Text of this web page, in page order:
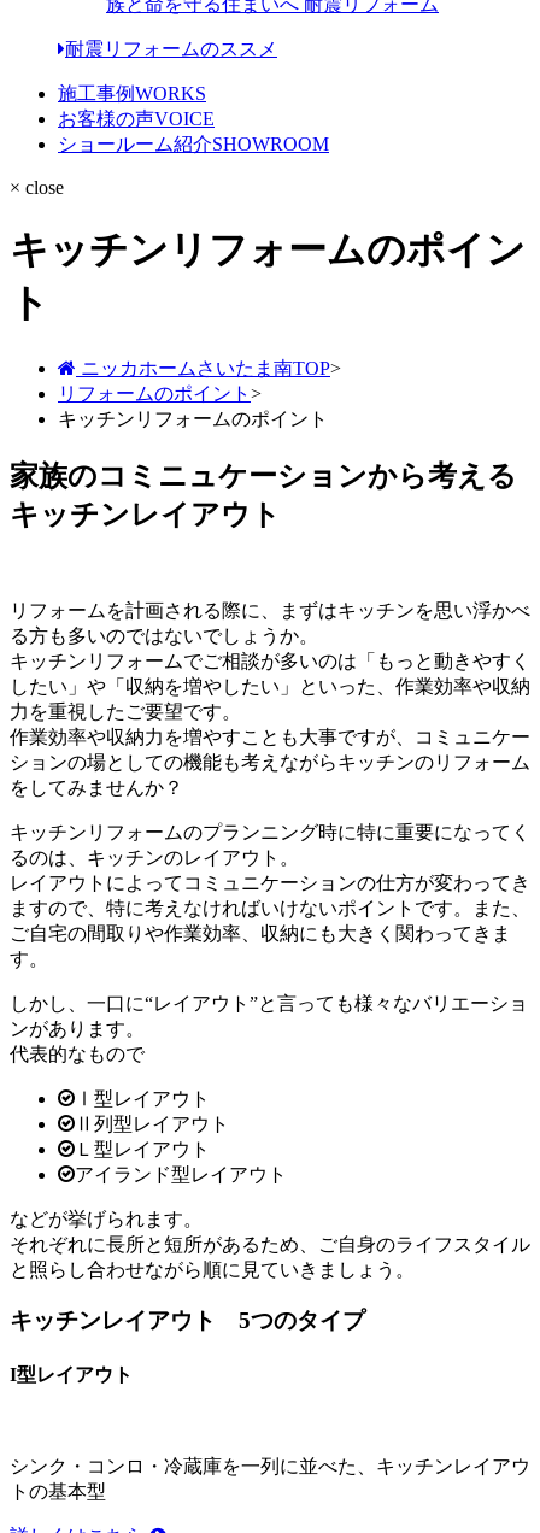
耐震リフォームのススメ
施工事例WORKS
お客様の声VOICE
ショールーム紹介SHOWROOM
× close
キッチンリフォームのポイン
ト
ニッカホームさいたま南TOP>
リフォームのポイント >
キッチンリフォームのポイント
家族のコミニュケーションから考える
キッチンレイアウト
リフォームを計画される際に、まずはキッチンを思い浮かべ
る方も多いのではないでしょうか。
キッチンリフォームでご相談が多いのは「もっと動きやすく
したい」や「収納を増やしたい」といった、作業効率や収納
力を重視したご要望です。
作業効率や収納力を増やすことも大事ですが、コミュニケー
ションの場としての機能も考えながらキッチンのリフォーム
をしてみませんか？
キッチンリフォームのプランニング時に特に重要になってく
るのは、キッチンのレイアウト。
レイアウトによってコミュニケーションの仕方が変わってき
ますので、特に考えなければいけないポイントです。また、
ご自宅の間取りや作業効率、収納にも大きく関わってきま
す。
しかし、一口に“レイアウト”と言っても様々なバリエーショ
ンがあります。
代表的なもので
Ⅰ型レイアウト
Ⅱ列型レイアウト
Ｌ型レイアウト
アイランド型レイアウト
などが挙げられます。
それぞれに長所と短所があるため、ご自身のライフスタイル
と照らし合わせながら順に見ていきましょう。
キッチンレイアウト 5つのタイプ
I型レイアウト
シンク・コンロ・冷蔵庫を一列に並べた、キッチンレイアウ
トの基本型